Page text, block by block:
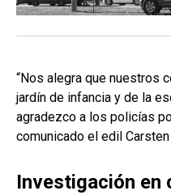
“Nos alegra que nuestros
jardín de infancia y de la
agradezco a los policías
comunicado el edil
Investigación en